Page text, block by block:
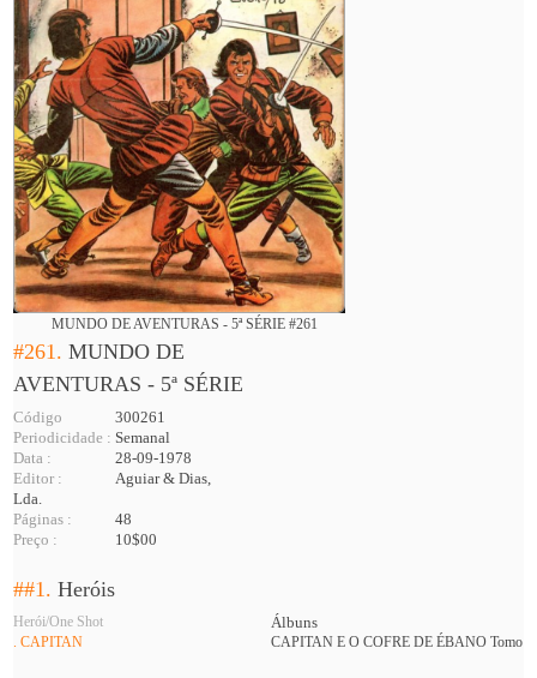
MUNDO DE AVENTURAS - 5ª SÉRIE #261
#261.MUNDO DE
AVENTURAS - 5ª SÉRIE
Código
300261
Periodicidade : Semanal
Data :
28-09-1978
Editor :
Aguiar & Dias,
Lda.
Páginas :
48
Preço :
10$00
##1.Heróis
Herói/One Shot Álbuns
. CAPITAN CAPITAN E O COFRE DE ÉBANO Tomo: